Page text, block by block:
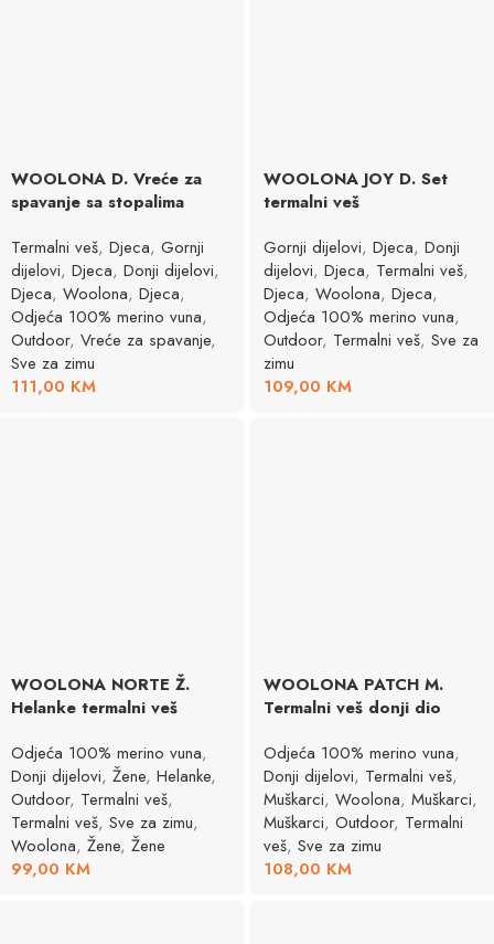
WOOLONA D. Vreće za
spavanje sa stopalima
Termalni veš, Djeca, Gornji
dijelovi, Djeca, Donji dijelovi,
Djeca, Woolona, Djeca,
Odjeća 100% merino vuna,
Outdoor, Vreće za spavanje,
Sve za zimu
111,00 KM
WOOLONA JOY D. Set
termalni veš
Gornji dijelovi, Djeca, Donji
dijelovi, Djeca, Termalni veš,
Djeca, Woolona, Djeca,
Odjeća 100% merino vuna,
Outdoor, Termalni veš, Sve za
zimu
109,00 KM
WOOLONA NORTE Ž.
Helanke termalni veš
Odjeća 100% merino vuna,
Donji dijelovi, Žene, Helanke,
Outdoor, Termalni veš,
Termalni veš, Sve za zimu,
Woolona, Žene, Žene
99,00 KM
WOOLONA PATCH M.
Termalni veš donji dio
Odjeća 100% merino vuna,
Donji dijelovi, Termalni veš,
Muškarci, Woolona, Muškarci,
Muškarci, Outdoor, Termalni
veš, Sve za zimu
108,00 KM